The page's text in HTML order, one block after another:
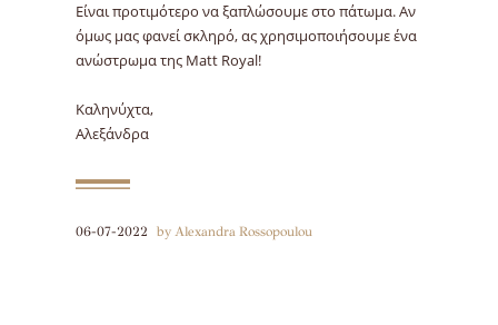
Είναι προτιμότερο να ξαπλώσουμε στο πάτωμα. Αν
όμως μας φανεί σκληρό, ας χρησιμοποιήσουμε ένα
ανώστρωμα της Matt Royal!
Καληνύχτα,
Αλεξάνδρα
06-07-2022 by Alexandra Rossopoulou